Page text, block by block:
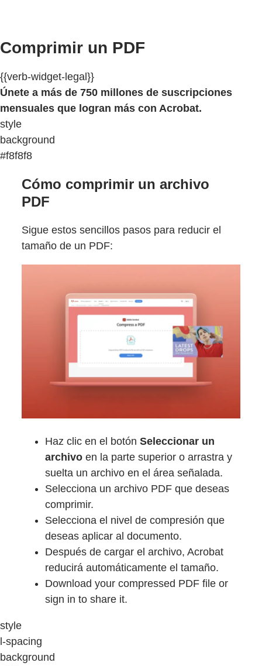
Comprimir un PDF
{{verb-widget-legal}}
Únete a más de 750 millones de suscripciones
mensuales que logran más con Acrobat.
style
background
#f8f8f8
Cómo comprimir un archivo
PDF
Sigue estos sencillos pasos para reducir el
tamaño de un PDF:
Haz clic en el botónSeleccionar un
archivo en la parte superior o arrastra y
suelta un archivo en el área señalada.
Selecciona un archivo PDF que deseas
comprimir.
Selecciona el nivel de compresión que
deseas aplicar al documento.
Después de cargar el archivo, Acrobat
reducirá automáticamente el tamaño.
Download your compressed PDF file or
sign in to share it.
style
l-spacing
background